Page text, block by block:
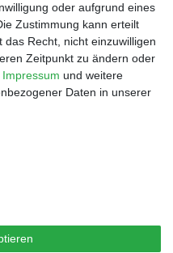
oder aufgrund eines
Zustimmung kann erteilt
Recht, nicht einzuwilligen
Zeitpunkt zu ändern oder
Impressum und weitere
Daten in unserer